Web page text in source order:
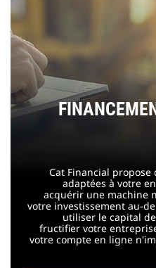
Cat Financial
adaptées à votre
acquérir une machine
votre investissement au-
utiliser le capital
fructifier votre
votre compte en ligne